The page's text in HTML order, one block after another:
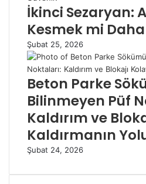
İkinci Sezaryan:
Kesmek mi
Şubat 25, 2026
Beton Parke
Bilinmeyen Püf
Kaldırım ve
Kaldırmanın
Şubat 24, 2026